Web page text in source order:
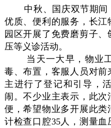
中秋、国庆双节期间
优质、便利的服务，长
园区开展了免费磨剪子
压等义诊活动。
当天一大早，物业工
毒、布置，客服人员对
主进行了登记和引导，
闹。不少业主表示，此
便，希望物业多开展此
计检查口腔35人，测量血